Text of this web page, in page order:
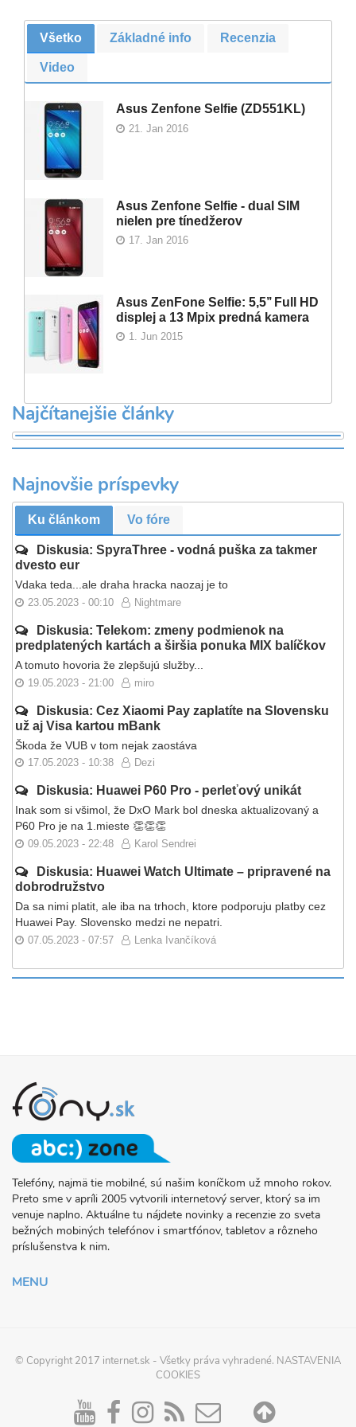
Všetko Základné info Recenzia
Video
Asus Zenfone Selfie (ZD551KL)
21. Jan 2016
Asus Zenfone Selfie - dual SIM
nielen pre tínedžerov
17. Jan 2016
Asus ZenFone Selfie: 5,5’’ Full HD
displej a 13 Mpix predná kamera
1. Jun 2015
Najčítanejšie články
Najnovšie príspevky
Ku článkom Vo fóre
Diskusia: SpyraThree - vodná puška za takmer
dvesto eur
Vdaka teda...ale draha hracka naozaj je to
23.05.2023 - 00:10 Nightmare
Diskusia: Telekom: zmeny podmienok na
predplatených kartách a širšia ponuka MIX balíčkov
A tomuto hovoria že zlepšujú služby...
19.05.2023 - 21:00 miro
Diskusia: Cez Xiaomi Pay zaplatíte na Slovensku
už aj Visa kartou mBank
Škoda že VUB v tom nejak zaostáva
17.05.2023 - 10:38 Dezi
Diskusia: Huawei P60 Pro - perleťový unikát
Inak som si všimol, že DxO Mark bol dneska aktualizovaný a
P60 Pro je na 1.mieste 👏👏👏
09.05.2023 - 22:48 Karol Sendrei
Diskusia: Huawei Watch Ultimate – pripravené na
dobrodružstvo
Da sa nimi platit, ale iba na trhoch, ktore podporuju platby cez
Huawei Pay. Slovensko medzi ne nepatri.
07.05.2023 - 07:57 Lenka Ivančíková
O
PROJEKTE
FONY.SK
Telefóny, najmä tie mobilné, sú našim koníčkom už mnoho rokov.
Preto sme v apríli 2005 vytvorili internetový server, ktorý sa im
venuje naplno. Aktuálne tu nájdete novinky a recenzie zo sveta
bežných mobiných telefónov i smartfónov, tabletov a rôzneho
príslušenstva k nim.
MENU
© Copyright 2017 internet.sk - Všetky práva vyhradené. NASTAVENIA
COOKIES